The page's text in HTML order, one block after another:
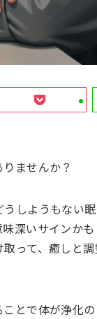
ませんか？
しようもない
深いサインか
って、癒しと
とで体が浄化